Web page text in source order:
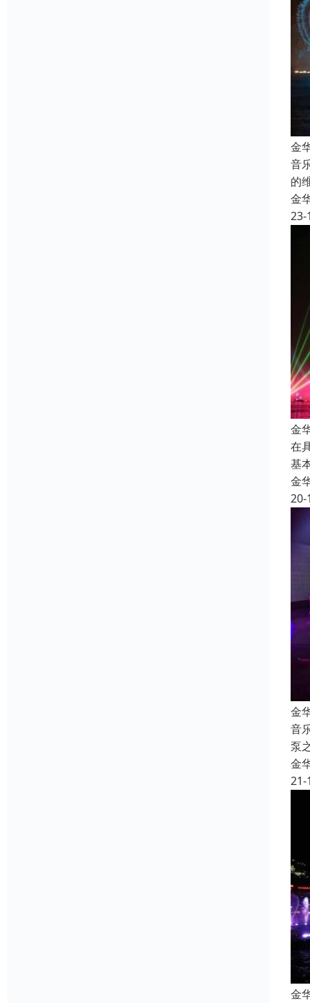
金
音
的
金
23-
金
在
基
金
20-
金
音
泵
金
21-
金